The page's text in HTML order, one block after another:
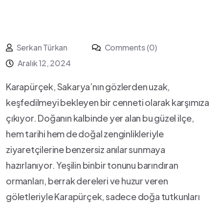
Serkan Türkan
Comments (0)
Aralık 12, 2024
Karapürçek, Sakarya’nın gözlerden‍ uzak,
keşfedilmeyi bekleyen bir cenneti olarak karşımıza
çıkıyor. Doğanın kalbinde yer alan⁣ bu güzel ilçe,
hem tarihi hem de doğal zenginlikleriyle
ziyaretçilerine‌ benzersiz anılar sunmaya‌
hazırlanıyor. Yeşilin ​binbir tonunu barındıran
ormanları, berrak dereleri ve huzur veren
göletleriyle Karapürçek, sadece doğa tutkunları